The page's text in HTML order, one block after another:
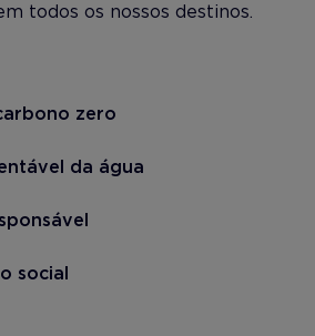
todos os nossos destinos.
zero
da água
social